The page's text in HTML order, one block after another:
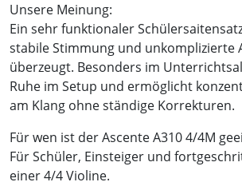
Unsere Meinung:
Ein sehr funktionaler
stabile Stimmung und unkomplizierte
überzeugt. Besonders im
Ruhe im Setup und ermöglicht
am Klang ohne ständige Korrekturen.
Für wen ist der Ascente A310 4/4M
Für Schüler, Einsteiger und
einer 4/4 Violine.